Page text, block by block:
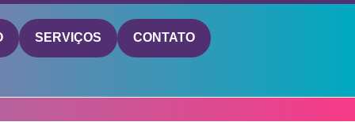
SERVIÇOS CONTATO